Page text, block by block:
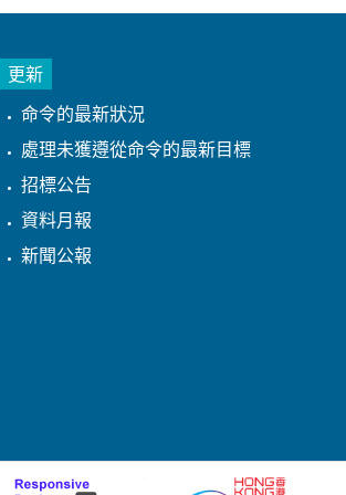
更新
命令的最新狀況
處理未獲遵從命令的最新目標
招標公告
資料月報
新聞公報